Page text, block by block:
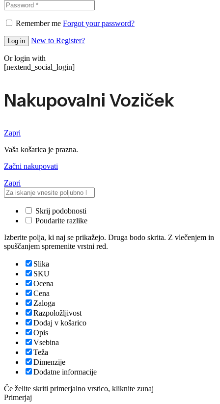
Remember me Forgot your password?
Log in New to Register?
Or login with
[nextend_social_login]
Nakupovalni Voziček
Zapri
Vaša košarica je prazna.
Začni nakupovati
Zapri
Skrij podobnosti
Poudarite razlike
Izberite polja, ki naj se prikažejo. Druga bodo skrita. Z vlečenjem in
spuščanjem spremenite vrstni red.
Slika
SKU
Ocena
Cena
Zaloga
Razpoložljivost
Dodaj v košarico
Opis
Vsebina
Teža
Dimenzije
Dodatne informacije
Če želite skriti primerjalno vrstico, kliknite zunaj
Primerjaj